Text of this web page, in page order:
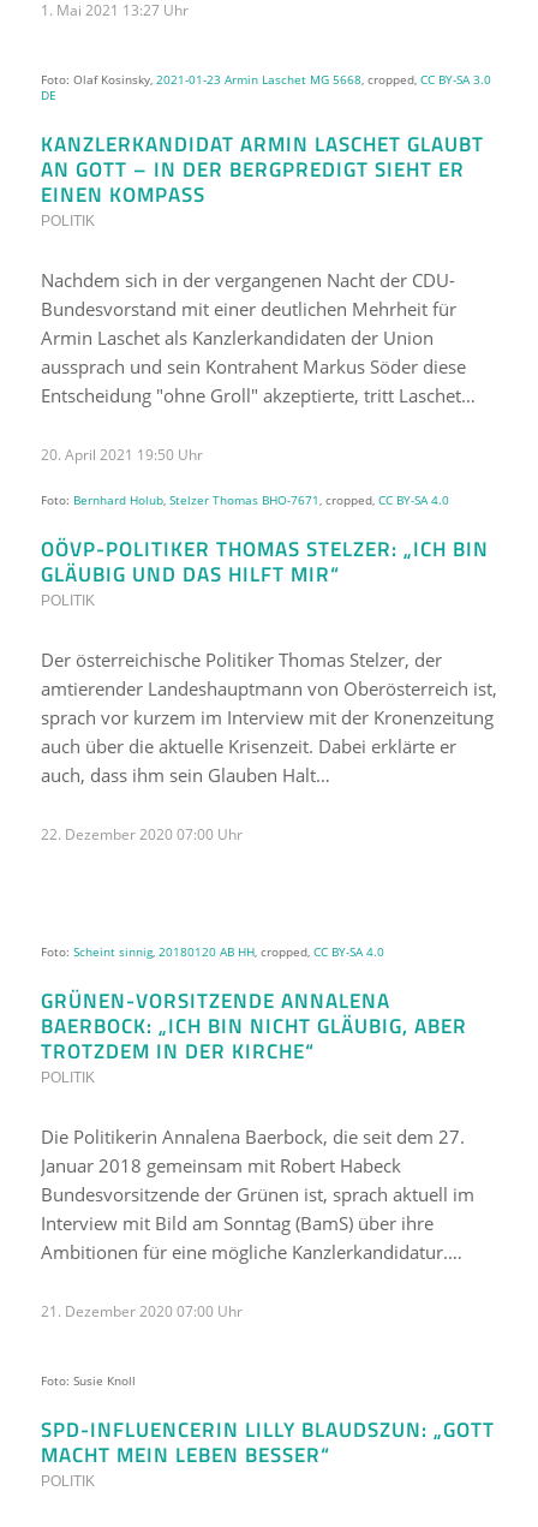
1. Mai 2021 13:27 Uhr
Foto: Olaf Kosinsky, 2021-01-23 Armin Laschet MG 5668, cropped, CC BY-SA 3.0
DE
KANZLERKANDIDAT ARMIN LASCHET GLAUBT
AN GOTT – IN DER BERGPREDIGT SIEHT ER
EINEN KOMPASS
POLITIK
Nachdem sich in der vergangenen Nacht der CDU-
Bundesvorstand mit einer deutlichen Mehrheit für
Armin Laschet als Kanzlerkandidaten der Union
aussprach und sein Kontrahent Markus Söder diese
Entscheidung "ohne Groll" akzeptierte, tritt Laschet…
20. April 2021 19:50 Uhr
Foto: Bernhard Holub, Stelzer Thomas BHO-7671 , cropped, CC BY-SA 4.0
OÖVP-POLITIKER THOMAS STELZER: „ICH BIN
GLÄUBIG UND DAS HILFT MIR“
POLITIK
Der österreichische Politiker Thomas Stelzer, der
amtierender Landeshauptmann von Oberösterreich ist,
sprach vor kurzem im Interview mit der Kronenzeitung
auch über die aktuelle Krisenzeit. Dabei erklärte er
auch, dass ihm sein Glauben Halt…
22. Dezember 2020 07:00 Uhr
Foto: Scheint sinnig, 20180120 AB HH, cropped, CC BY-SA 4.0
GRÜNEN-VORSITZENDE ANNALENA
BAERBOCK: „ICH BIN NICHT GLÄUBIG, ABER
TROTZDEM IN DER KIRCHE“
POLITIK
Die Politikerin Annalena Baerbock, die seit dem 27.
Januar 2018 gemeinsam mit Robert Habeck
Bundesvorsitzende der Grünen ist, sprach aktuell im
Interview mit Bild am Sonntag (BamS) über ihre
Ambitionen für eine mögliche Kanzlerkandidatur.…
21. Dezember 2020 07:00 Uhr
Foto: Susie Knoll
SPD-INFLUENCERIN LILLY BLAUDSZUN: „GOTT
MACHT MEIN LEBEN BESSER“
POLITIK